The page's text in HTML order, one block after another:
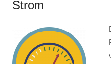
Strom